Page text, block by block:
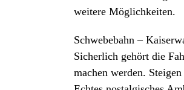
weitere Möglichkeiten.
Schwebebahn –
Sicherlich gehört die
machen werden.